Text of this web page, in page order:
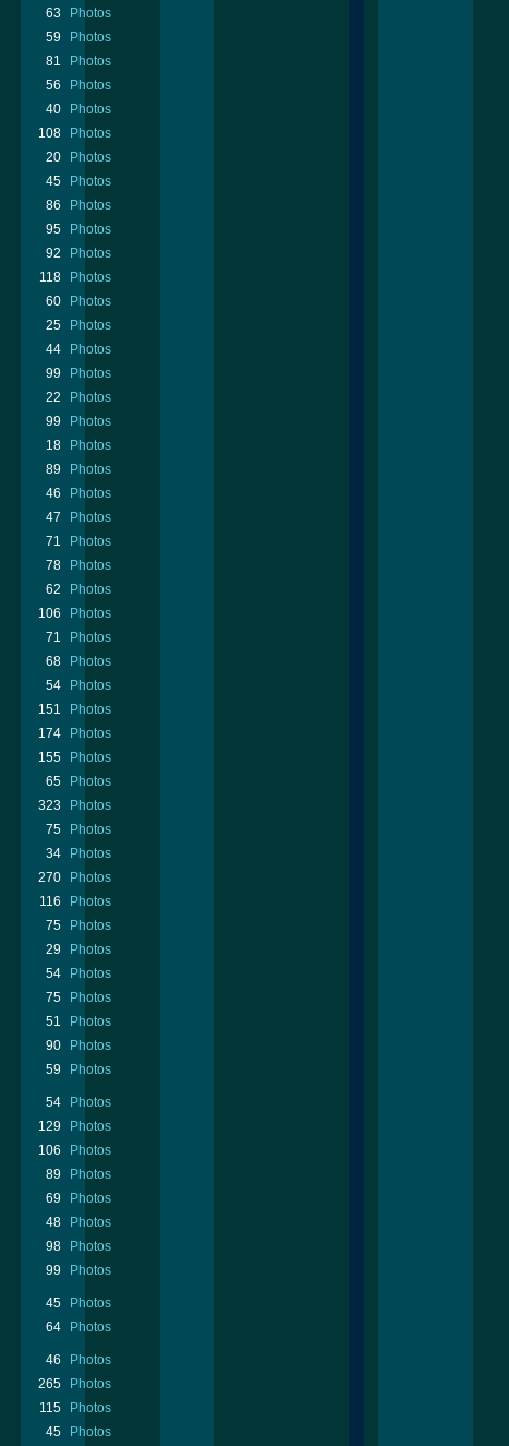
63
Photos
59
Photos
81
Photos
56
Photos
40
Photos
108
Photos
20
Photos
45
Photos
86
Photos
95
Photos
92
Photos
118
Photos
60
Photos
25
Photos
44
Photos
99
Photos
22
Photos
99
Photos
18
Photos
89
Photos
46
Photos
47
Photos
71
Photos
78
Photos
62
Photos
106
Photos
71
Photos
68
Photos
54
Photos
151
Photos
174
Photos
155
Photos
65
Photos
323
Photos
75
Photos
34
Photos
270
Photos
116
Photos
75
Photos
29
Photos
54
Photos
75
Photos
51
Photos
90
Photos
59 Photos
54
Photos
129
Photos
106
Photos
89
Photos
69
Photos
48
Photos
98
Photos
99 Photos
45
Photos
64 Photos
46
Photos
265
Photos
115
Photos
45
Photos